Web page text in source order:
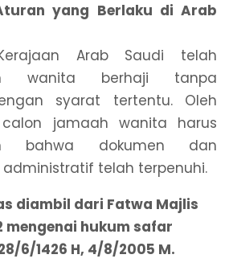
yang Berlaku di Arab
Arab Saudi telah
wanita berhaji tanpa
syarat tertentu. Oleh
jamaah wanita harus
bahwa dokumen dan
telah terpenuhi.
diambil dari Fatwa Majlis
mengenai hukum safar
6/1426 H, 4/8/2005 M.